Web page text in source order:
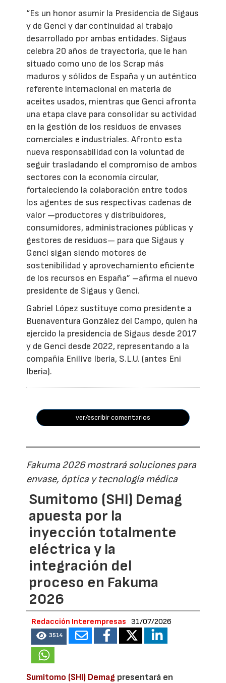
“Es un honor asumir la Presidencia de Sigaus
y de Genci y dar continuidad al trabajo
desarrollado por ambas entidades. Sigaus
celebra 20 años de trayectoria, que le han
situado como uno de los Scrap más
maduros y sólidos de España y un auténtico
referente internacional en materia de
aceites usados, mientras que Genci afronta
una etapa clave para consolidar su actividad
en la gestión de los residuos de envases
comerciales e industriales. Afronto esta
nueva responsabilidad con la voluntad de
seguir trasladando el compromiso de ambos
sectores con la economía circular,
fortaleciendo la colaboración entre todos
los agentes de sus respectivas cadenas de
valor —productores y distribuidores,
consumidores, administraciones públicas y
gestores de residuos— para que Sigaus y
Genci sigan siendo motores de
sostenibilidad y aprovechamiento eficiente
de los recursos en España” –afirma el nuevo
presidente de Sigaus y Genci.
Gabriel López sustituye como presidente a
Buenaventura González del Campo, quien ha
ejercido la presidencia de Sigaus desde 2017
y de Genci desde 2022, representando a la
compañía Enilive Iberia, S.L.U. (antes Eni
Iberia).
ver/escribir comentarios
Fakuma 2026 mostrará soluciones para
envase, óptica y tecnología médica
Sumitomo (SHI) Demag
apuesta por la
inyección totalmente
eléctrica y la
integración del
proceso en Fakuma
2026
Redacción Interempresas 31/07/2026
3514
Sumitomo (SHI) Demag presentará en